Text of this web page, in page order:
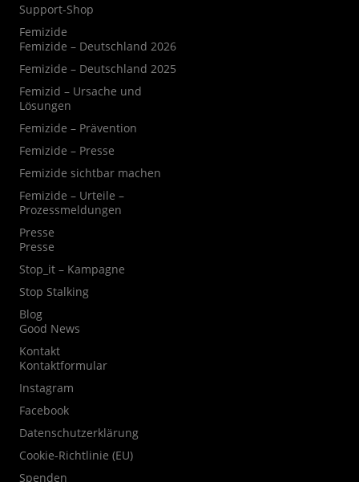
Support-Shop
Femizide
Femizide – Deutschland 2026
Femizide – Deutschland 2025
Femizid – Ursache und
Lösungen
Femizide – Prävention
Femizide – Presse
Femizide sichtbar machen
Femizide – Urteile –
Prozessmeldungen
Presse
Presse
Stop_it – Kampagne
Stop Stalking
Blog
Good News
Kontakt
Kontaktformular
Instagram
Facebook
Datenschutzerklärung
Cookie-Richtlinie (EU)
Spenden